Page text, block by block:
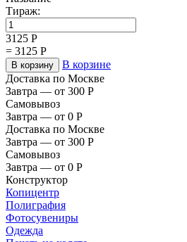
Тираж:
3125 Р
= 3125 Р
В корзину
В корзине
Доставка по Москве
Завтра — от 300 Р
Самовывоз
Завтра — от 0 Р
Доставка по Москве
Завтра — от 300 Р
Самовывоз
Завтра — от 0 Р
Конструктор
Копицентр
Полиграфия
Фотосувениры
Одежда